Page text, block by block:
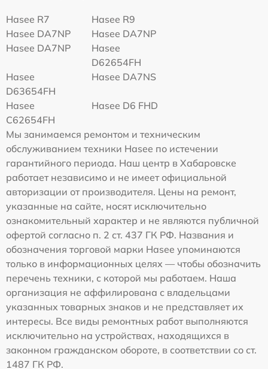
Hasee R7
Hasee R9
Hasee DA7NP
Hasee DA7NP
Hasee DA7NP
Hasee
D62654FH
Hasee
D63654FH
Hasee DA7NS
Hasee
C62654FH
Hasee D6 FHD
Мы занимаемся ремонтом и техническим
обслуживанием техники Hasee по истечении
гарантийного периода. Наш центр в Хабаровске
работает независимо и не имеет официальной
авторизации от производителя. Цены на ремонт,
указанные на сайте, носят исключительно
ознакомительный характер и не являются публичной
офертой согласно п. 2 ст. 437 ГК РФ. Названия и
обозначения торговой марки Hasee упоминаются
только в информационных целях — чтобы обозначить
перечень техники, с которой мы работаем. Наша
организация не аффилирована с владельцами
указанных товарных знаков и не представляет их
интересы. Все виды ремонтных работ выполняются
исключительно на устройствах, находящихся в
законном гражданском обороте, в соответствии со ст.
1487 ГК РФ.